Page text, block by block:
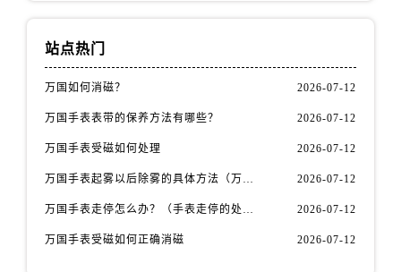
站点热门
万国如何消磁？ 2026-07-12
万国手表表带的保养方法有哪些？ 2026-07-12
万国手表受磁如何处理 2026-07-12
万国手表起雾以后除雾的具体方法（万国手表起雾解决办法） 2026-07-12
万国手表走停怎么办？（手表走停的处理方法） 2026-07-12
万国手表受磁如何正确消磁 2026-07-12